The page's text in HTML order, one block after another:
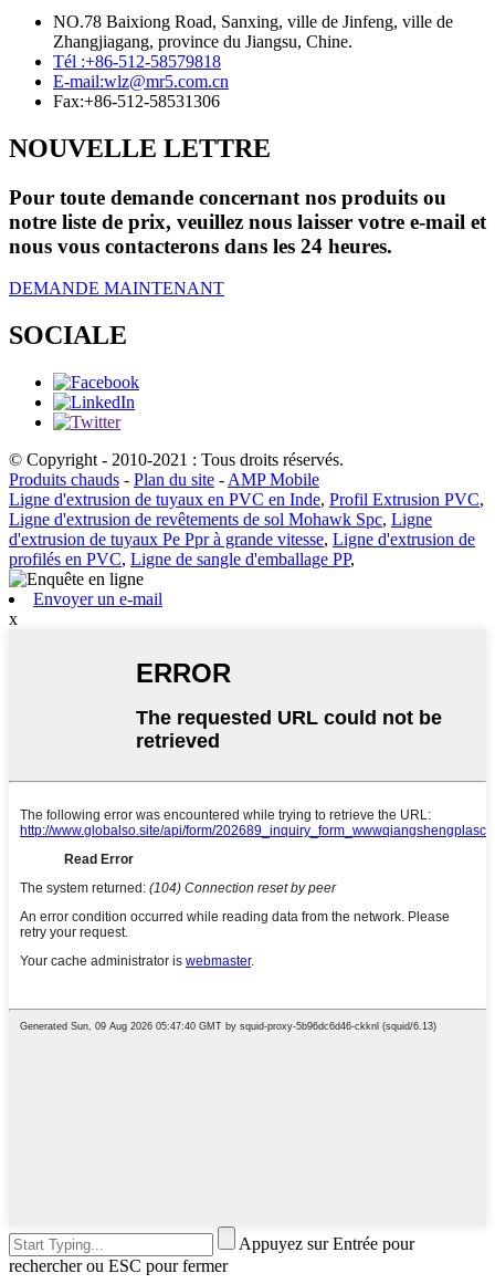
NO.78 Baixiong Road, Sanxing, ville de Jinfeng, ville de
Zhangjiagang, province du Jiangsu, Chine.
Tél :+86-512-58579818
E-mail:wlz@mr5.com.cn
Fax:+86-512-58531306
NOUVELLE LETTRE
Pour toute demande concernant nos produits ou
notre liste de prix, veuillez nous laisser votre e-mail et
nous vous contacterons dans les 24 heures.
DEMANDE MAINTENANT
SOCIALE
© Copyright - 2010-2021 : Tous droits réservés.
Produits chauds - Plan du site - AMP Mobile
Ligne d'extrusion de tuyaux en PVC en Inde, Profil Extrusion PVC,
Ligne d'extrusion de revêtements de sol Mohawk Spc, Ligne
d'extrusion de tuyaux Pe Ppr à grande vitesse, Ligne d'extrusion de
profilés en PVC, Ligne de sangle d'emballage PP,
Envoyer un e-mail
x
Appuyez sur Entrée pour
rechercher ou ESC pour fermer